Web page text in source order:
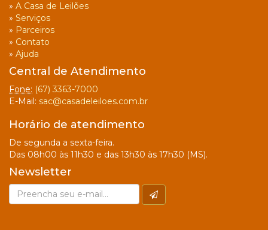
» A Casa de Leilões
» Serviços
» Parceiros
» Contato
» Ajuda
Central de Atendimento
Fone: (67) 3363-7000
E-Mail: sac@casadeleiloes.com.br
Horário de atendimento
De segunda a sexta-feira.
Das 08h00 às 11h30 e das 13h30 às 17h30 (MS).
Newsletter